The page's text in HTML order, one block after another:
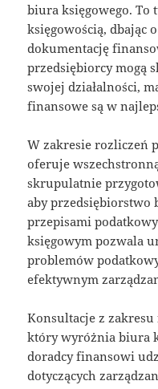
biura księgowego. To
księgowością, dbając
dokumentację
przedsiębiorcy mogą
swojej działalności,
finansowe są w
W zakresie rozliczeń
oferuje
skrupulatnie
aby przedsiębiorstwo
przepisami
księgowym pozwala
problemów
efektywnym
Konsultacje z
który wyróżnia biura
doradcy finansowi
dotyczących